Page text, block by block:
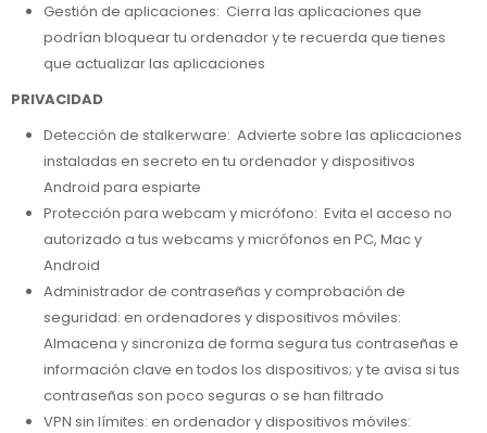
Gestión de aplicaciones: Cierra las aplicaciones que
podrían bloquear tu ordenador y te recuerda que tienes
que actualizar las aplicaciones
PRIVACIDAD
Detección de stalkerware: Advierte sobre las aplicaciones
instaladas en secreto en tu ordenador y dispositivos
Android para espiarte
Protección para webcam y micrófono: Evita el acceso no
autorizado a tus webcams y micrófonos en PC, Mac y
Android
Administrador de contraseñas y comprobación de
seguridad: en ordenadores y dispositivos móviles:
Almacena y sincroniza de forma segura tus contraseñas e
información clave en todos los dispositivos; y te avisa si tus
contraseñas son poco seguras o se han filtrado
VPN sin límites: en ordenador y dispositivos móviles: